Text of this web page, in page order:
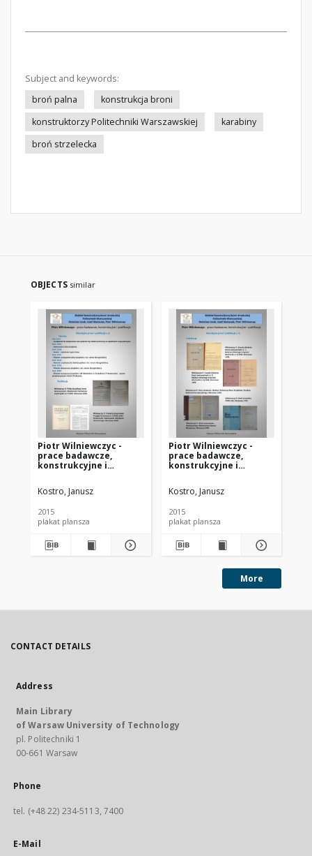
Subject and keywords:
broń palna
konstrukcja broni
konstruktorzy Politechniki Warszawskiej
karabiny
broń strzelecka
OBJECTS similar
Piotr Wilniewczyc -
prace badawcze,
konstrukcyjne i
Kostro, Janusz
2015
plakat plansza
Piotr Wilniewczyc -
prace badawcze,
konstrukcyjne i
Kostro, Janusz
2015
plakat plansza
More
CONTACT DETAILS
Address
Main Library
of Warsaw University of Technology
pl. Politechniki 1
00-661 Warsaw
Phone
tel. (+48 22) 234-5113, 7400
E-Mail